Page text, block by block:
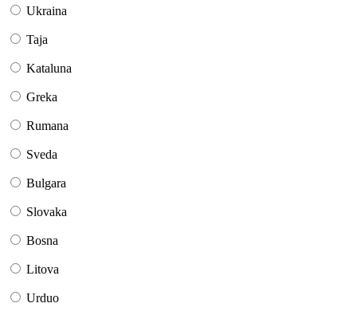
Ukraina
Taja
Kataluna
Greka
Rumana
Sveda
Bulgara
Slovaka
Bosna
Litova
Urduo